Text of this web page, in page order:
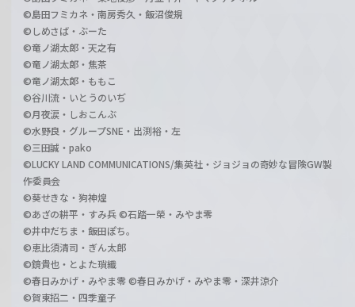
©島田フミカネ・南房秀久・飯沼俊規
©しめさば・ぶーた
©竜ノ湖太郎・天之有
©竜ノ湖太郎・焦茶
©竜ノ湖太郎・ももこ
©谷川流・いとうのいぢ
©月夜涙・しおこんぶ
©水野良・グループSNE・出渕裕・左
©三田誠・pako
©LUCKY LAND COMMUNICATIONS/集英社・ジョジョの奇妙な冒険GW製
作委員会
©葵せきな・狗神煌
©あざの耕平・すみ兵 ©石踏一榮・みやま零
©井中だちま・飯田ぽち。
©恵比須清司・ぎん太郎
©鏡貴也・とよた瑣織
©春日みかげ・みやま零 ©春日みかげ・みやま零・深井涼介
©賀東招二・四季童子